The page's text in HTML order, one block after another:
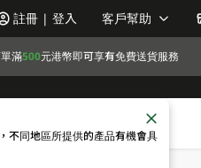
註冊 | 登入 客戶幫助
滿500元港幣即可享有免費送貨服務
不同地區所提供的產品有機會具